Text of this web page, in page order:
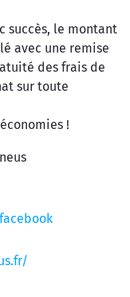
succès, le montant
avec une remise
des frais de
sur toute
!